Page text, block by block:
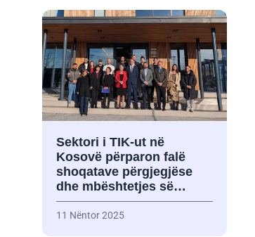
Sektori i TIK-ut në
Kosovë përparon falë
shoqatave përgjegjëse
dhe mbështetjes së…
11 Nëntor 2025